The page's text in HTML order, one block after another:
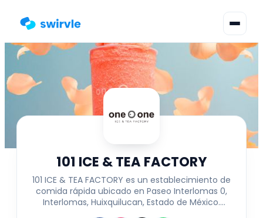
Change language
▾
101 ICE & TEA FACTORY
101 ICE & TEA FACTORY es un establecimiento de
comida rápida ubicado en Paseo Interlomas 0,
Interlomas, Huixquilucan, Estado de México.